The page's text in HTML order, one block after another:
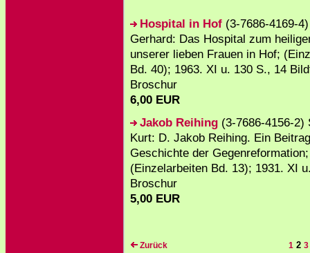
Hospital in Hof (3-7686-4169-
Gerhard: Das Hospital zum
unserer lieben Frauen in Hof;
Bd. 40); 1963. XI u. 130 S., 14
Broschur
6,00 EUR
Jakob Reihing (3-7686-4156-2)
Kurt: D. Jakob Reihing. Ein
Geschichte der Gegenreformation;
(Einzelarbeiten Bd. 13); 1931. XI
Broschur
5,00 EUR
Zurück 1 2 3